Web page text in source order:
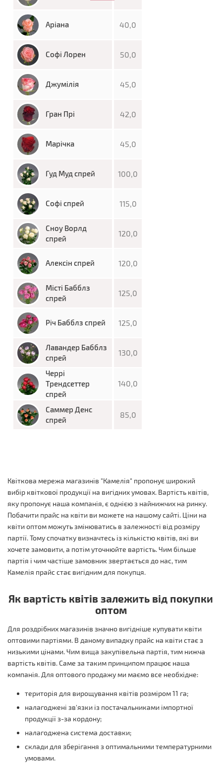
Аріана 40,0
Софі Лорен 50,0
Джумілія 45,0
Гран Прі 42,0
Марічка 45,0
Гуд Муд спрей 100,0
Софі спрей 115,0
Сноу Ворлд
спрей
120,0
Алексін спрей 120,0
Місті Бабблз
спрей
125,0
Річ Бабблз спрей 125,0
Лавандер Бабблз
спрей
130,0
Черрі
Трендсеттер
спрей
140,0
Саммер Денс
спрей
85,0
Квіткова мережа магазинів "Камелія" пропонує широкий
вибір квіткової продукції на вигідних умовах. Вартість квітів,
яку пропонує наша компанія, є однією з найнижчих на ринку.
Побачити прайс на квіти ви можете на нашому сайті. Ціни на
квіти оптом можуть змінюватись в залежності від розміру
партії. Тому спочатку визначтесь із кількістю квітів, які ви
хочете замовити, а потім уточнюйте вартість. Чим більше
партія і чим частіше замовник звертається до нас, тим
Камелія прайс стає вигідним для покупця.
Як вартість квітів залежить від покупки
оптом
Для роздрібних магазинів значно вигідніше купувати квіти
оптовими партіями. В даному випадку прайс на квіти стає з
низькими цінами. Чим вища закупівельна партія, тим нижча
вартість квітів. Саме за таким принципом працює наша
компанія. Для оптового продажу ми маємо все необхідне:
територія для вирощування квітів розміром 11 га;
налагоджені зв'язки із постачальниками імпортної
продукції з-за кордону;
налагоджена система доставки;
склади для зберігання з оптимальними температурними
умовами.